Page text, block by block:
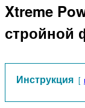
Xtreme
стройной
Инструкция